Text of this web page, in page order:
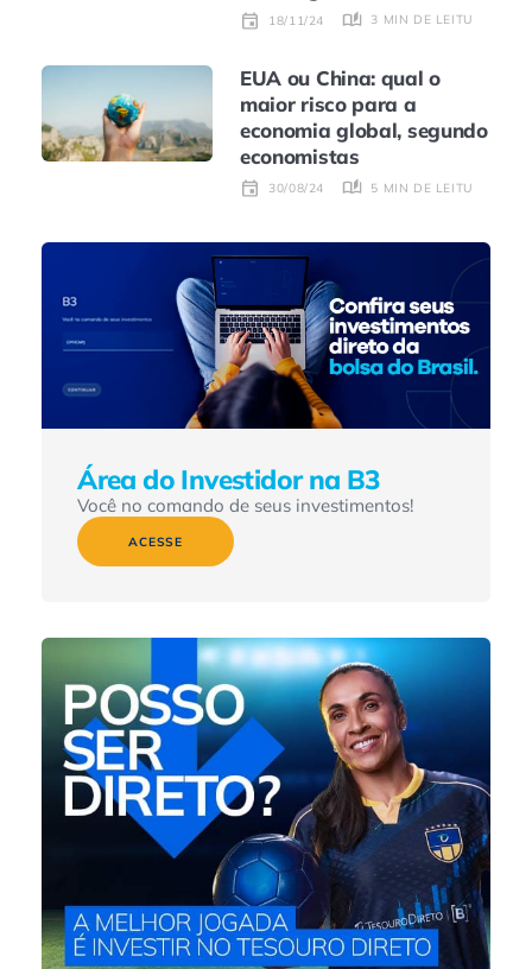
18/11/24 3 MIN DE LEITURA
EUA ou China: qual o
maior risco para a
economia global, segundo
economistas
30/08/24 5 MIN DE LEITURA
Área do Investidor na B3
Você no comando de seus investimentos!
ACESSE